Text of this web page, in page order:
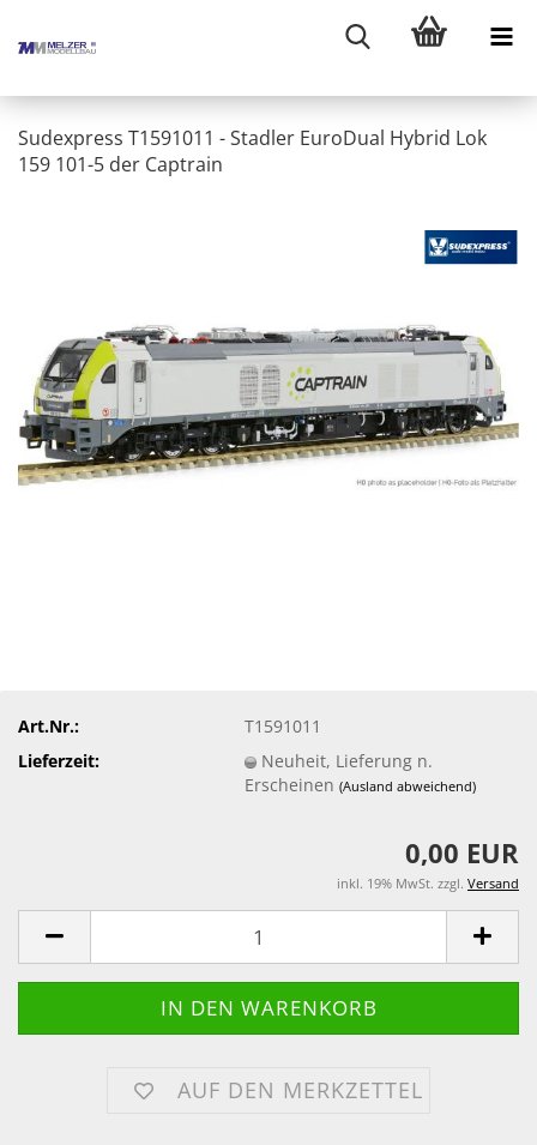
Sudexpress T1591011 - Stadler EuroDual Hybrid Lok
159 101-5 der Captrain
Art.Nr.:
T1591011
Lieferzeit:
Neuheit, Lieferung n.
Erscheinen(Ausland abweichend)
0,00 EUR
inkl. 19% MwSt. zzgl. Versand
AUF DEN MERKZETTEL